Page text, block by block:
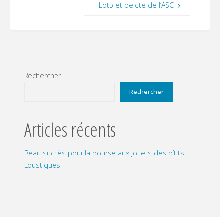
Loto et belote de l’ASC
Rechercher
Rechercher
Articles récents
Beau succès pour la bourse aux jouets des p’tits
Loustiques